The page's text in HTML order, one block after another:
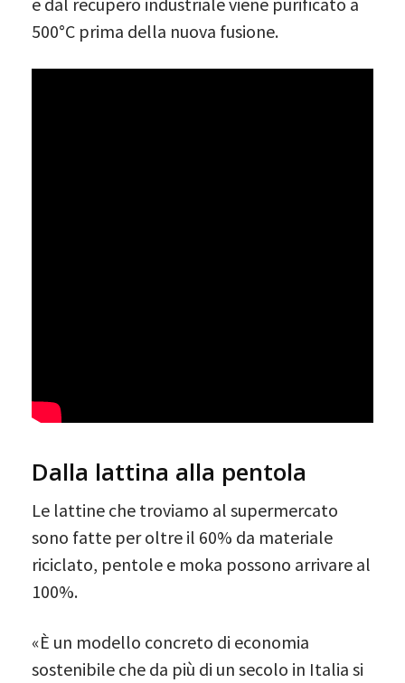
500°C prima della nuova fusione.
Dalla lattina alla pentola
Le lattine che troviamo al supermercato
sono fatte per oltre il 60% da materiale
riciclato, pentole e moka possono arrivare al
100%.
«È un modello concreto di economia
sostenibile che da più di un secolo in Italia si